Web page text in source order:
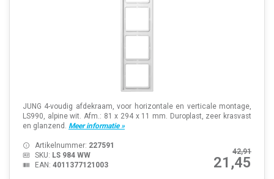
JUNG 4-voudig afdekraam, voor horizontale en verticale montage,
LS990, alpine wit. Afm.: 81 x 294 x 11 mm. Duroplast, zeer krasvast
en glanzend. Meer informatie »
42,91
21,45
Artikelnummer: 227591
SKU: LS 984 WW
EAN: 4011377121003